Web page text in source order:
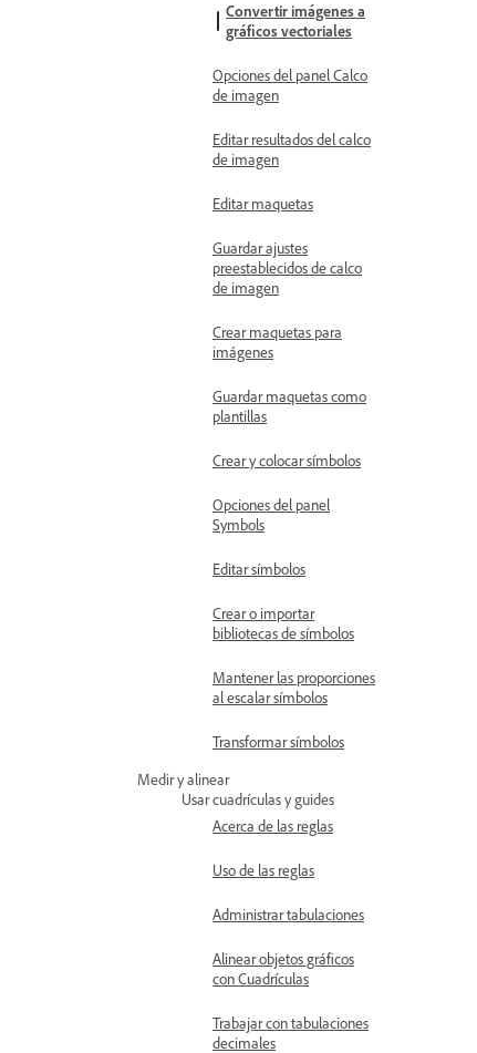
Convertir imágenes a
gráficos vectoriales
Opciones del panel Calco
de imagen
Editar resultados del calco
de imagen
Editar maquetas
Guardar ajustes
preestablecidos de calco
de imagen
Crear maquetas para
imágenes
Guardar maquetas como
plantillas
Crear y colocar símbolos
Opciones del panel
Symbols
Editar símbolos
Crear o importar
bibliotecas de símbolos
Mantener las proporciones
al escalar símbolos
Transformar símbolos
Medir y alinear
Usar cuadrículas y guides
Acerca de las reglas
Uso de las reglas
Administrar tabulaciones
Alinear objetos gráficos
con Cuadrículas
Trabajar con tabulaciones
decimales